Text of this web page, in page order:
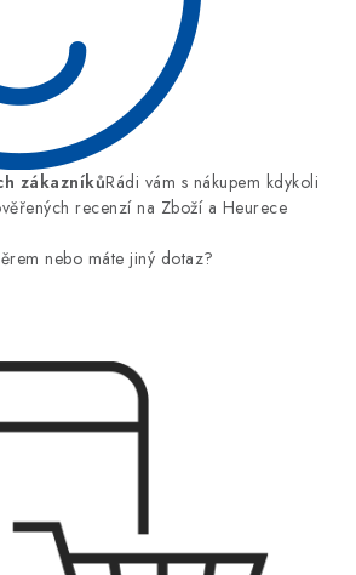
zákazníkůRádi vám s nákupem kdykoli
recenzí na Zboží a Heurece
nebo máte jiný dotaz?